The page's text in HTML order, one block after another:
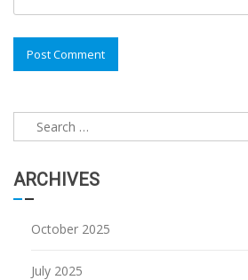
Search
for:
ARCHIVES
October 2025
July 2025